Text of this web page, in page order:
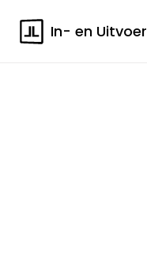
In- en Uitvoer